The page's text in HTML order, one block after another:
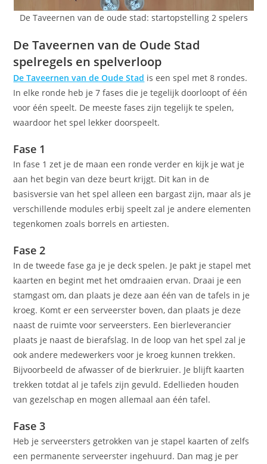
De Taveernen van de oude stad: startopstelling 2 spelers
De Taveernen van de Oude Stad
spelregels en spelverloop
De Taveernen van de Oude Stad is een spel met 8 rondes.
In elke ronde heb je 7 fases die je tegelijk doorloopt of één
voor één speelt. De meeste fases zijn tegelijk te spelen,
waardoor het spel lekker doorspeelt.
Fase 1
In fase 1 zet je de maan een ronde verder en kijk je wat je
aan het begin van deze beurt krijgt. Dit kan in de
basisversie van het spel alleen een bargast zijn, maar als je
verschillende modules erbij speelt zal je andere elementen
tegenkomen zoals borrels en artiesten.
Fase 2
In de tweede fase ga je je deck spelen. Je pakt je stapel met
kaarten en begint met het omdraaien ervan. Draai je een
stamgast om, dan plaats je deze aan één van de tafels in je
kroeg. Komt er een serveerster boven, dan plaats je deze
naast de ruimte voor serveersters. Een bierleverancier
plaats je naast de bierafslag. In de loop van het spel zal je
ook andere medewerkers voor je kroeg kunnen trekken.
Bijvoorbeeld de afwasser of de bierkruier. Je blijft kaarten
trekken totdat al je tafels zijn gevuld. Edellieden houden
van gezelschap en mogen allemaal aan één tafel.
Fase 3
Heb je serveersters getrokken van je stapel kaarten of zelfs
een permanente serveerster ingehuurd. Dan mag je per